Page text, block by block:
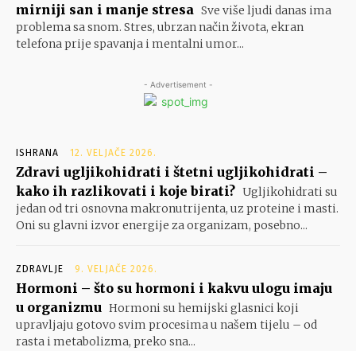
mirniji san i manje stresa Sve više ljudi danas ima
problema sa snom. Stres, ubrzan način života, ekran
telefona prije spavanja i mentalni umor...
- Advertisement -
ISHRANA 12. VELJAČE 2026.
Zdravi ugljikohidrati i štetni ugljikohidrati –
kako ih razlikovati i koje birati? Ugljikohidrati su
jedan od tri osnovna makronutrijenta, uz proteine i masti.
Oni su glavni izvor energije za organizam, posebno...
ZDRAVLJE 9. VELJAČE 2026.
Hormoni – što su hormoni i kakvu ulogu imaju
u organizmu Hormoni su hemijski glasnici koji
upravljaju gotovo svim procesima u našem tijelu – od
rasta i metabolizma, preko sna...